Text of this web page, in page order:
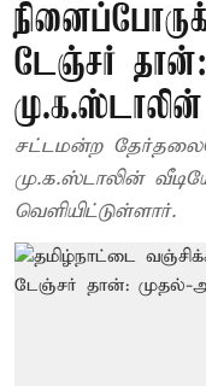
டேஞ்சர்
மு.க.ஸ்டாலின்
சட்டமன்ற
மு.க.ஸ்டாலின்
வெளியிட்டுள்ளார்.